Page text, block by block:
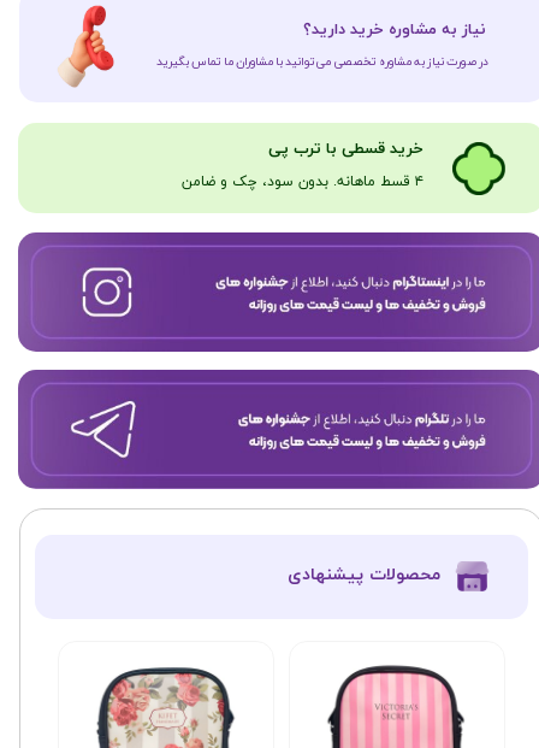
​نیاز به مشاوره خرید دارید؟
در صورت نیاز به مشاوره تخصصی می‌توانید با مشاوران ما تماس بگیرید
​​​خرید قسطی با ترب پی
۴ قسط ماهانه. بدون سود، چک و ضامن​​​​​​​
​محصولات پیشنهادی